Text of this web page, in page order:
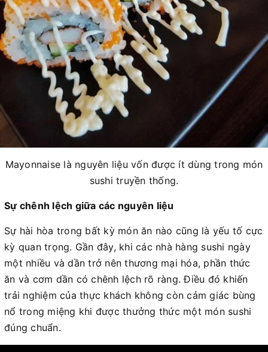
Mayonnaise là nguyên liệu vốn được ít dùng trong món
sushi truyền thống.
Sự chênh lệch giữa các nguyên liệu
Sự hài hòa trong bất kỳ món ăn nào cũng là yếu tố cực
kỳ quan trọng. Gần đây, khi các nhà hàng sushi ngày
một nhiều và dần trở nên thương mại hóa, phần thức
ăn và cơm dần có chênh lệch rõ ràng. Điều đó khiến
trải nghiệm của thực khách không còn cảm giác bùng
nổ trong miệng khi được thưởng thức một món sushi
đúng chuẩn.